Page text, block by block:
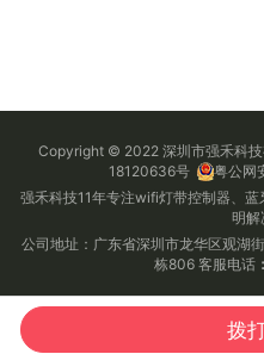
Copyright © 2022 深圳市强禾科
18120636号
粤公网
强禾科技11年专注wifi灯带控制器、
明解
公司地址：广东省深圳市龙华区观湖
栋806 客服电话：
拨